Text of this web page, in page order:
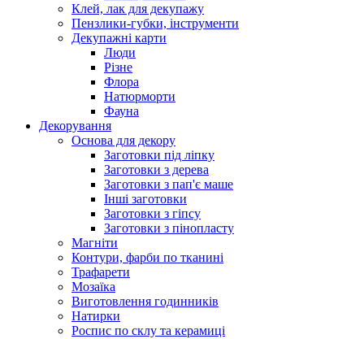
Клей, лак для декупажу
Пензлики-губки, інструменти
Декупажні карти
Люди
Різне
Флора
Натюрморти
Фауна
Декорування
Основа для декору
Заготовки під ліпку
Заготовки з дерева
Заготовки з пап'є маше
Інші заготовки
Заготовки з гіпсу
Заготовки з пінопласту
Магніти
Контури, фарби по тканині
Трафарети
Мозаїка
Виготовлення годинників
Натирки
Роспис по склу та керамиці